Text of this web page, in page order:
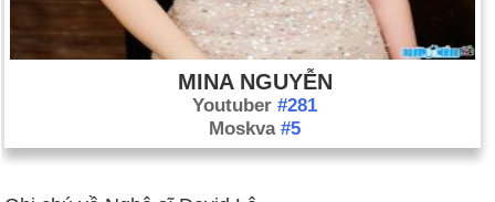
MINA NGUYỄN
Youtuber #281
Moskva #5